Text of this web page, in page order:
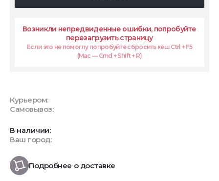
Возникли непредвиденные ошибки, попробуйте
перезагрузить страницу
Если это не помоглу попробуйте сбросить кеш Ctrl + F5
(Mac — Cmd + Shift + R)
Курьером:
Самовывоз:
В наличии:
Ваш город:
Подробнее о доставке